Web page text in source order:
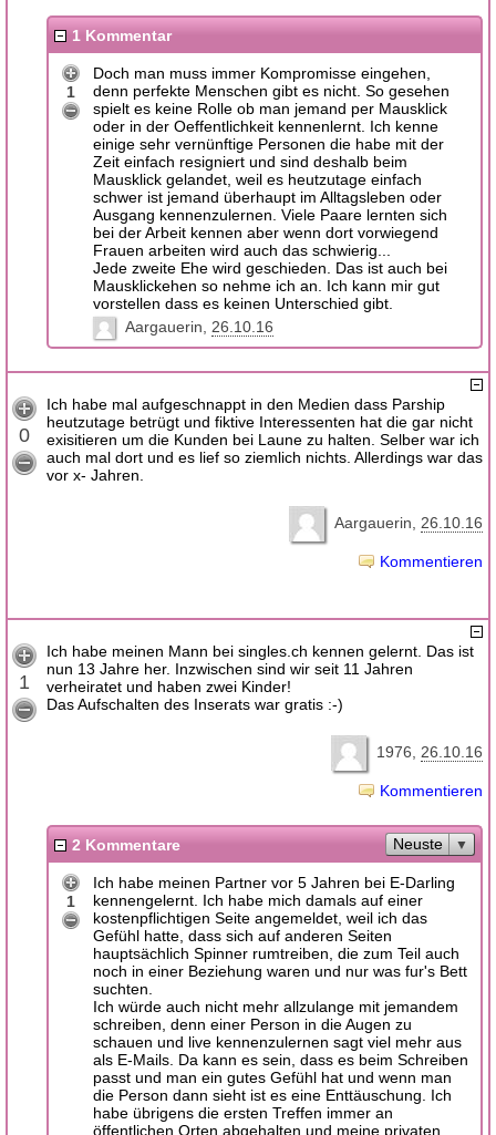
1 Kommentar
1
Doch man muss immer Kompromisse eingehen,
denn perfekte Menschen gibt es nicht. So gesehen
spielt es keine Rolle ob man jemand per Mausklick
oder in der Oeffentlichkeit kennenlernt. Ich kenne
einige sehr vernünftige Personen die habe mit der
Zeit einfach resigniert und sind deshalb beim
Mausklick gelandet, weil es heutzutage einfach
schwer ist jemand überhaupt im Alltagsleben oder
Ausgang kennenzulernen. Viele Paare lernten sich
bei der Arbeit kennen aber wenn dort vorwiegend
Frauen arbeiten wird auch das schwierig...
Jede zweite Ehe wird geschieden. Das ist auch bei
Mausklickehen so nehme ich an. Ich kann mir gut
vorstellen dass es keinen Unterschied gibt.
Aargauerin
26.10.16
0
Ich habe mal aufgeschnappt in den Medien dass Parship
heutzutage betrügt und fiktive Interessenten hat die gar nicht
exisitieren um die Kunden bei Laune zu halten. Selber war ich
auch mal dort und es lief so ziemlich nichts. Allerdings war das
vor x- Jahren.
Aargauerin 26.10.16
Kommentieren
1
Ich habe meinen Mann bei singles.ch kennen gelernt. Das ist
nun 13 Jahre her. Inzwischen sind wir seit 11 Jahren
verheiratet und haben zwei Kinder!
Das Aufschalten des Inserats war gratis :-)
1976 26.10.16
Kommentieren
2 Kommentare Neuste
1
Ich habe meinen Partner vor 5 Jahren bei E-Darling
kennengelernt. Ich habe mich damals auf einer
kostenpflichtigen Seite angemeldet, weil ich das
Gefühl hatte, dass sich auf anderen Seiten
hauptsächlich Spinner rumtreiben, die zum Teil auch
noch in einer Beziehung waren und nur was fur's Bett
suchten.
Ich würde auch nicht mehr allzulange mit jemandem
schreiben, denn einer Person in die Augen zu
schauen und live kennenzulernen sagt viel mehr aus
als E-Mails. Da kann es sein, dass es beim Schreiben
passt und man ein gutes Gefühl hat und wenn man
die Person dann sieht ist es eine Enttäuschung. Ich
habe übrigens die ersten Treffen immer an
öffentlichen Orten abgehalten und meine privaten